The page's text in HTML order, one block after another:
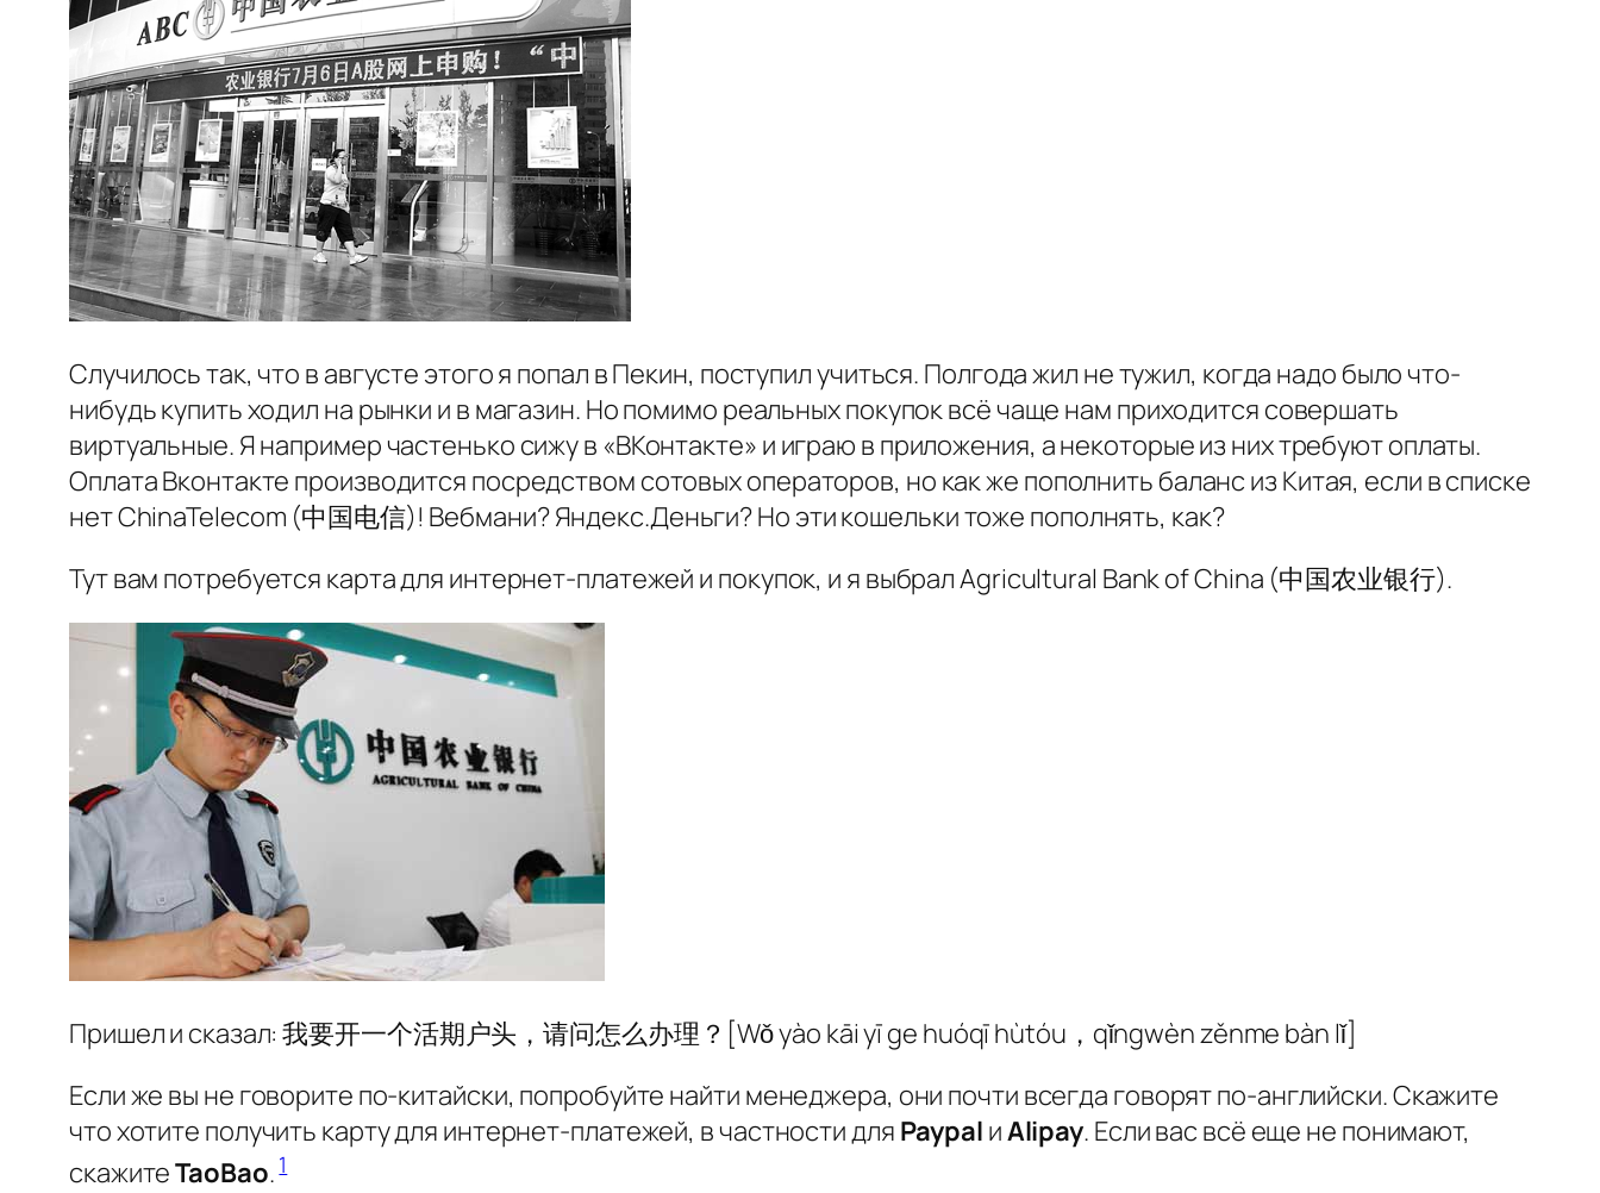
Случилось так, что в августе этого я попал в Пекин, поступил учиться. Полгода жил не тужил, когда надо было что-
нибудь купить ходил на рынки и в магазин. Но помимо реальных покупок всё чаще нам приходится совершать
виртуальные. Я например частенько сижу в «ВКонтакте» и играю в приложения, а некоторые из них требуют оплаты.
Оплата Вконтакте производится посредством сотовых операторов, но как же пополнить баланс из Китая, если в списке
нет ChinaTelecom (中国电信)! Вебмани? Яндекс.Деньги? Но эти кошельки тоже пополнять, как?
Тут вам потребуется карта для интернет-платежей и покупок, и я выбрал Agricultural Bank of China (中国农业银行).
Пришел и сказал: 我要开一个活期户头，请问怎么办理？ [Wǒ yào kāi yī ge huóqī hùtóu，qǐngwèn zěnme bàn lǐ]
Если же вы не говорите по-китайски, попробуйте найти менеджера, они почти всегда говорят по-английски. Скажите
что хотите получить карту для интернет-платежей, в частности для Paypal иAlipay. Если вас всё еще не понимают,
скажитеTaoBao.1